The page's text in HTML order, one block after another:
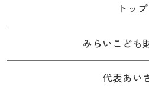
トップ
みらいこども
代表あい